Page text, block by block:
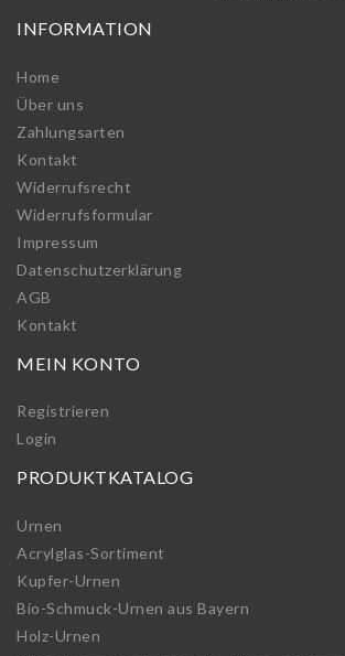
INFORMATION
Home
Über uns
Zahlungsarten
Kontakt
Widerrufs­recht
Widerrufs­formular
Impressum
Daten­schutz­erklärung
AGB
Kontakt
MEIN KONTO
Registrieren
Login
PRODUKTKATALOG
Urnen
Acrylglas-Sortiment
Kupfer-Urnen
Bio-Schmuck-Urnen aus Bayern
Holz-Urnen